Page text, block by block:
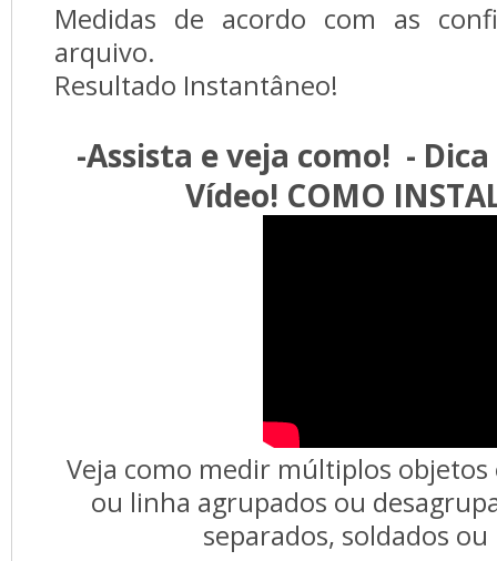
Medidas de acordo com as
arquivo.
Resultado Instantâneo!
-Assista e veja como! -
Vídeo! COMO
Veja como medir múltiplos
ou linha agrupados ou
separados, soldados